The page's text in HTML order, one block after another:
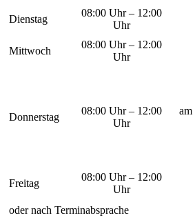
Dienstag
08:00 Uhr – 12:00
Uhr
Mittwoch
08:00 Uhr – 12:00
Uhr
Donnerstag
08:00 Uhr – 12:00
Uhr
am
Freitag
08:00 Uhr – 12:00
Uhr
oder nach Terminabsprache